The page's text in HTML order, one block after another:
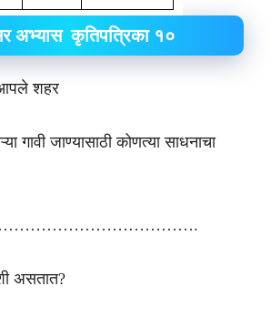
अभ्यास कृतिपत्रिका १०
शहर
गावी जाण्यासाठी कोणत्या साधनाचा
असतात?